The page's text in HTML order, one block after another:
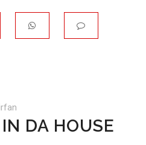
irfan
DA HOUSE